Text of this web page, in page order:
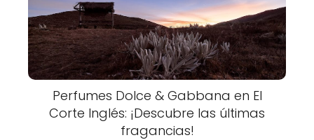
Perfumes Dolce & Gabbana en El
Corte Inglés: ¡Descubre las últimas
fragancias!